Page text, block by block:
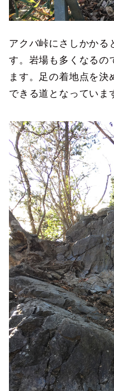
アクバ峠にさしかかる
す。岩場も多くなるの
ます。足の着地点を決
できる道となっていま